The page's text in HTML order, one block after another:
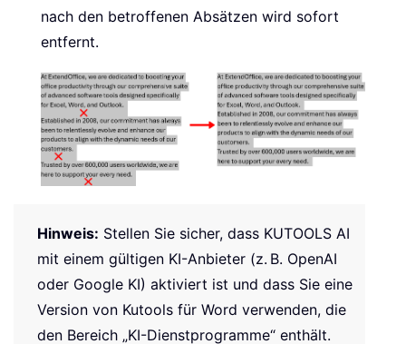
nach den betroffenen Absätzen wird sofort
entfernt.
Hinweis: Stellen Sie sicher, dass KUTOOLS AI
mit einem gültigen KI-Anbieter (z. B. OpenAI
oder Google KI) aktiviert ist und dass Sie eine
Version von Kutools für Word verwenden, die
den Bereich „KI-Dienstprogramme“ enthält.